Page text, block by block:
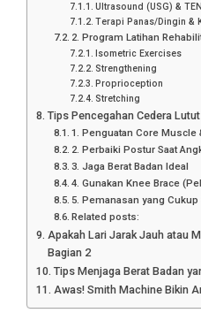
Ultrasound (USG) &
Terapi Panas/Dingin &
2. Program Latihan
Isometric Exercises
Strengthening
Proprioception
Stretching
Tips Pencegahan Cedera
1. Penguatan Core Muscle
2. Perbaiki Postur Saat
3. Jaga Berat Badan Ideal
4. Gunakan Knee Brace
5. Pemanasan yang
Related posts:
Apakah Lari Jarak Jauh atau
Bagian 2
Tips Menjaga Berat Badan
Awas! Smith Machine Bikin